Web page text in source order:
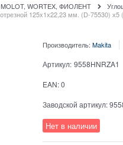
MOLOT, WORTEX, ФИОЛЕНТ
125х1х22,23 мм. (D-75530)
Производитель: Makita
Артикул: 9558HNRZA1
EAN:0
Заводской артикул:
Нет в наличии